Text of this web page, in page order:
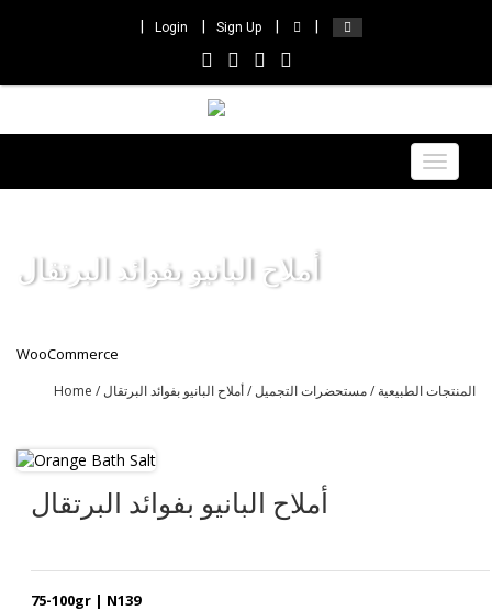
Login Sign Up
Toggle
أملاح البانيو بفوائد البرتقال
WooCommerce
Home / المنتجات الطبيعية /مستحضرات التجميل/ أملاح البانيو بفوائد البرتقال
أملاح البانيو بفوائد البرتقال
75-100gr | N139